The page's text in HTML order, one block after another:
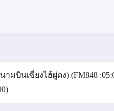
บินเซี่ยงไฮ้ผู่ตง) (FM848